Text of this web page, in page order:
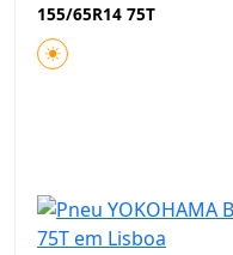
155/65R14 75T